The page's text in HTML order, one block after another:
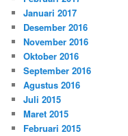
Januari 2017
Desember 2016
November 2016
Oktober 2016
September 2016
Agustus 2016
Juli 2015
Maret 2015
Februari 2015